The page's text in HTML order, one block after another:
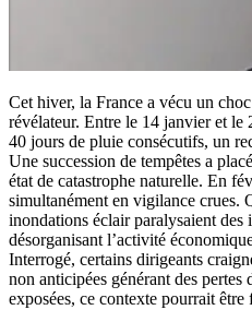
Cet hiver, la France a vécu un
révélateur. Entre le 14 janvier et
40 jours de pluie consécutifs, un
Une succession de tempêtes a
état de catastrophe naturelle. En
simultanément en vigilance crues.
inondations éclair paralysaient des
désorganisant l’activité
Interrogé, certains dirigeants
non anticipées générant des
exposées, ce contexte pourrait être